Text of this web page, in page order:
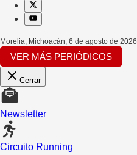
Morelia, Michoacán, 6 de agosto de 2026
VER MÁS PERIÓDICOS
Cerrar
Newsletter
Circuito Running